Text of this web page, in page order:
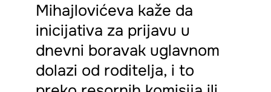
Mihajlovićeva kaže da
inicijativa za prijavu u
dnevni boravak uglavnom
dolazi od roditelja, i to